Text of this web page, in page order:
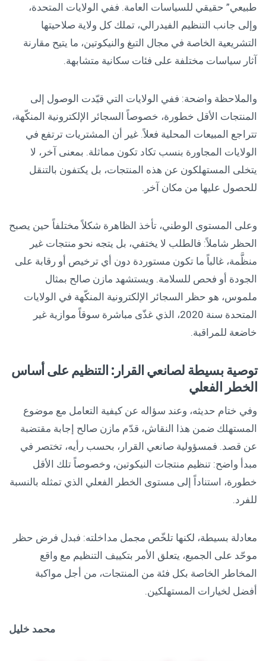
طبيعي” حقيقي للسياسات العامة. ففي الولايات المتحدة،
وإلى جانب التنظيم الفيدرالي، تملك كل ولاية صلاحيتها
التشريعية الخاصة في مجال التبغ والنيكوتين، ما يتيح مقارنة
آثار سياسات مختلفة على فئات سكانية متشابهة.
والملاحظة واضحة: ففي الولايات التي قيّدت الوصول إلى
المنتجات الأقل خطورة، خصوصاً السجائر الإلكترونية المنكّهة،
تتراجع المبيعات المحلية فعلاً. غير أن المشتريات ترتفع في
الولايات المجاورة بنسب تكاد تكون مماثلة. بمعنى آخر، لا
يتخلى المستهلكون عن هذه المنتجات، بل يكتفون بالتنقل
للحصول عليها من مكان آخر.
وعلى المستوى الوطني، تأخذ الظاهرة شكلاً مختلفاً حين يصبح
الحظر شاملاً: فالطلب لا يختفي، بل يتجه نحو منتجات غير
منظَّمة، غالباً ما تكون مستوردة دون أي ترخيص أو رقابة على
الجودة أو فحص للسلامة. ويستشهد مازن صالح بمثال
ملموس، هو حظر السجائر الإلكترونية المنكّهة في الولايات
المتحدة سنة 2020، الذي غذّى مباشرة سوقاً موازية غير
خاضعة للمراقبة.
توصية بسيطة لصانعي القرار: التنظيم على أساس
الخطر الفعلي
وفي ختام حديثه، وعند سؤاله عن كيفية التعامل مع موضوع
المستهلك ضمن هذا النقاش، قدّم مازن صالح إجابة مقتضبة
عن قصد. فمسؤولية صانعي القرار، بحسب رأيه، تختصر في
مبدأ واضح: تنظيم منتجات النيكوتين، وخصوصاً تلك الأقل
خطورة، استناداً إلى مستوى الخطر الفعلي الذي تمثله بالنسبة
للفرد.
معادلة بسيطة، لكنها تلخّص مجمل مداخلته: فبدل فرض حظر
موحّد على الجميع، يتعلق الأمر بتكييف التنظيم مع واقع
المخاطر الخاصة بكل فئة من المنتجات، من أجل مواكبة
أفضل لخيارات المستهلكين.
محمد خليل